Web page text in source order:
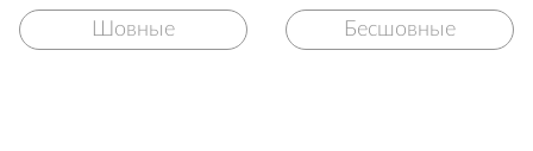
Шовные Бесшовные